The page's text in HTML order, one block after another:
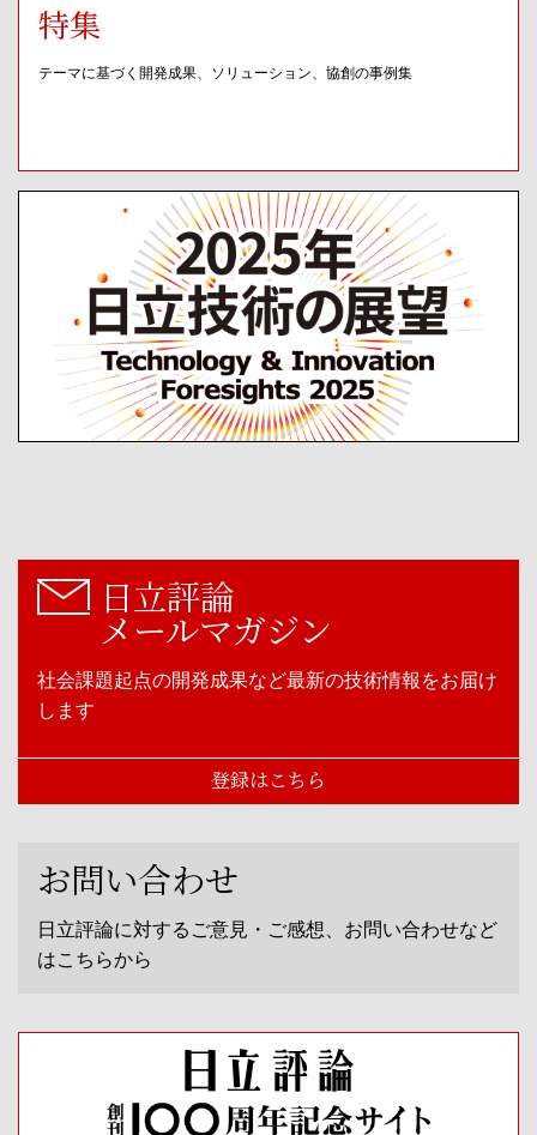
特集
テーマに基づく開発成果、ソリューション、協創の事例集
日立評論
メールマガジン
社会課題起点の開発成果など最新の技術情報をお届け
します
登録はこちら
お問い合わせ
日立評論に対するご意見・ご感想、お問い合わせなど
はこちらから